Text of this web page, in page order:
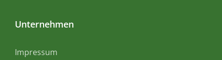
Unternehmen
Impressum